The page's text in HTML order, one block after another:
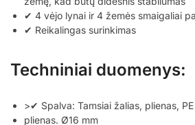
✔ 4 vėjo lynai ir 4 žemės smaigaliai
✔ Reikalingas surinkimas
Techniniai duomenys:
>✔ Spalva: Tamsiai žalias, plienas, PE
plienas. Ø16 mm